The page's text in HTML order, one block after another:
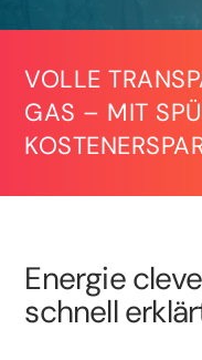
VOLLE
GAS – MIT
Energie
schnell